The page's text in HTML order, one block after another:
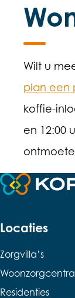
Wilt u
plan een
koffie-
en 12:00
Terug naar de
Locaties
Zorgvilla’s
Woonzorgcentra
Residenties